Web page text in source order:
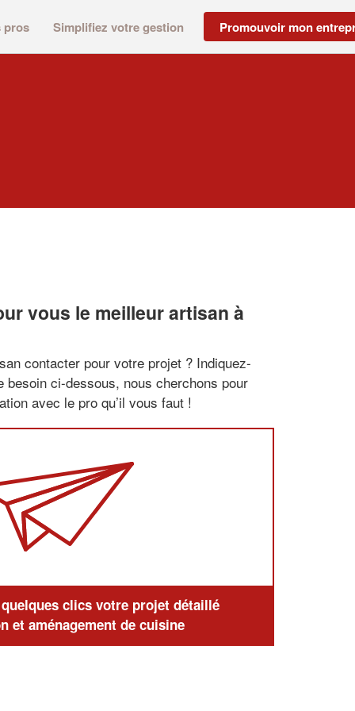
pros Simplifiez votre gestion Promouvoir mon
vous le meilleur artisan à
contacter pour votre projet ? Indiquez-
besoin ci-dessous, nous cherchons pour
avec le pro qu’il vous faut !
clics votre projet détaillé
et aménagement de cuisine